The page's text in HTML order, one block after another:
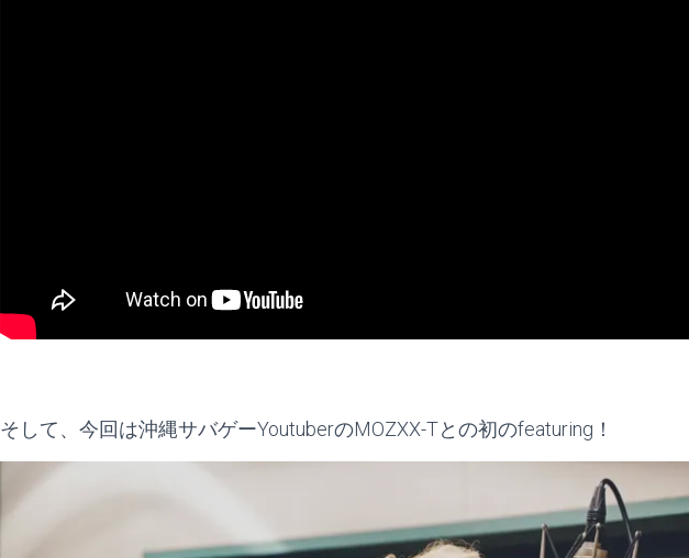
そして、今回は沖縄サバゲーYoutuberのMOZXX-Tとの初のfeaturing！